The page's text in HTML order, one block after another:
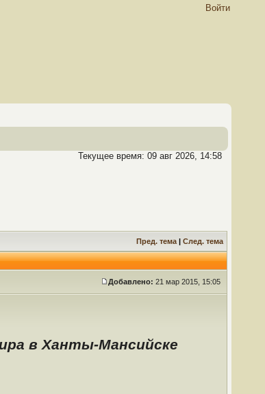
Войти
Текущее время: 09 авг 2026, 14:58
Пред. тема | След. тема
Добавлено: 21 мар 2015, 15:05
в Ханты-Мансийске